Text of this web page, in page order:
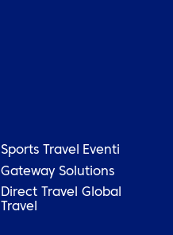
Sports Travel Eventi
Gateway Solutions
Direct Travel Global
Travel